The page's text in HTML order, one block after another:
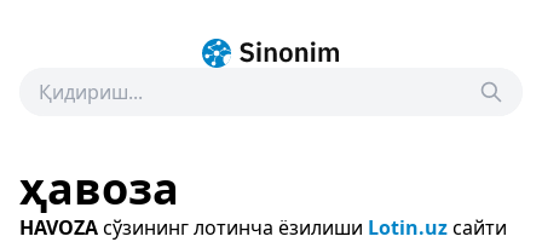
ҳавоза
HAVOZAсўзининг лотинча ёзилиши Lotin.uzсайти